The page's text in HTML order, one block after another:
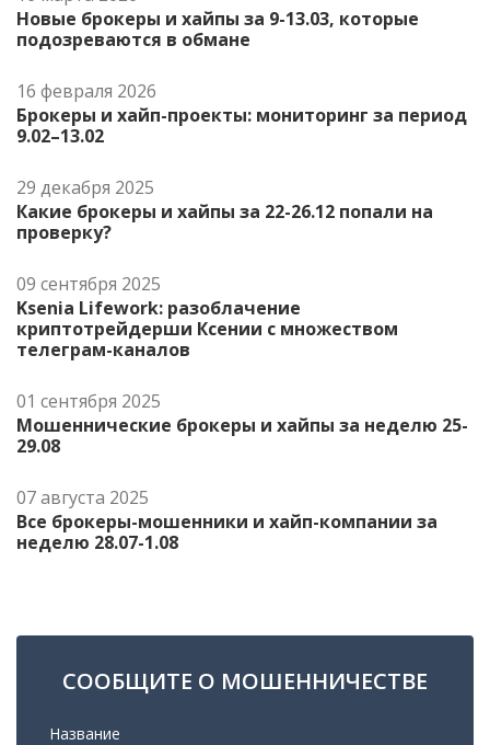
Новые брокеры и хайпы за 9-13.03, которые
подозреваются в обмане
16 февраля 2026
Брокеры и хайп-проекты: мониторинг за период
9.02–13.02
29 декабря 2025
Какие брокеры и хайпы за 22-26.12 попали на
проверку?
09 сентября 2025
Ksenia Lifework: разоблачение
криптотрейдерши Ксении с множеством
телеграм-каналов
01 сентября 2025
Мошеннические брокеры и хайпы за неделю 25-
29.08
07 августа 2025
Все брокеры-мошенники и хайп-компании за
неделю 28.07-1.08
СООБЩИТЕ О МОШЕННИЧЕСТВЕ
Название